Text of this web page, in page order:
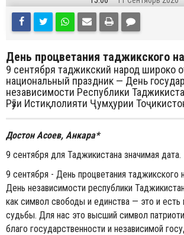
День процветания таджикского
9 сентября таджикский народ широко
национальный праздник — День
независимости Республики
Рӯзи Истиқлолияти Ҷумҳурии
Достон Асоев, Анкара*
9 сентября для Таджикистана значимая дата.
9 сентября - День процветания таджикского
День независимости республики
как символ свободы и единства — это и есть
судьбы. Для нас это высший символ
благо государственности и независимой